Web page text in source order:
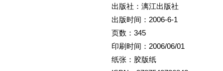
出版社：漓江出版社
出版时间：2006-6-1
页数：345
印刷时间：2006/06/01
纸张：胶版纸